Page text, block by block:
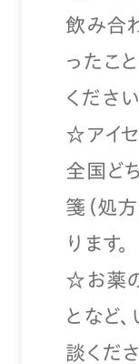
飲み合
ったこ
ください
☆アイセ
全国ど
箋（処
ります。
☆お薬
となど
談くださ